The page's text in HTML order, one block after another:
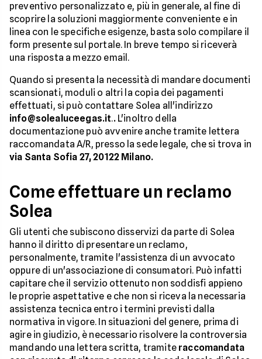
preventivo personalizzato e, più in generale, al fine di
scoprire la soluzioni maggiormente conveniente e in
linea con le specifiche esigenze, basta solo compilare il
form presente sul portale. In breve tempo si riceverà
una risposta a mezzo email.
Quando si presenta la necessità di mandare documenti
scansionati, moduli o altri la copia dei pagamenti
effettuati, si può contattare Solea all'indirizzo
info@solealuceegas.it..L'inoltro della
documentazione può avvenire anche tramite lettera
raccomandata A/R, presso la sede legale, che si trova in
via Santa Sofia 27, 20122 Milano.
Come effettuare un reclamo
Solea
Gli utenti che subiscono disservizi da parte di Solea
hanno il diritto di presentare un reclamo,
personalmente, tramite l'assistenza di un avvocato
oppure di un'associazione di consumatori. Può infatti
capitare che il servizio ottenuto non soddisfi appieno
le proprie aspettative e che non si riceva la necessaria
assistenza tecnica entro i termini previsti dalla
normativa in vigore. In situazioni del genere, prima di
agire in giudizio, è necessario risolvere la controversia
mandando una lettera scritta, tramite raccomandata